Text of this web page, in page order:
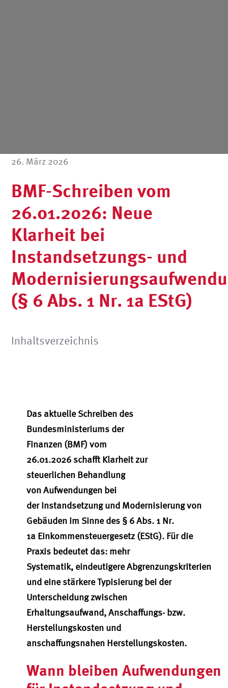
26. März 2026
BMF-Schreiben vom
26.01.2026: Neue
Klarheit bei
Instandsetzungs- und
(§ 6 Abs. 1 Nr. 1a EStG)
Inhaltsverzeichnis
Das aktuelle Schreiben des
Bundesministeriums der
Finanzen (BMF) vom
26.01.2026 schafft Klarheit zur
steuerlichen Behandlung
von Aufwendungen bei
der Instandsetzung und Modernisierung von
Gebäuden im Sinne des § 6 Abs. 1 Nr.
1a Einkommensteuergesetz (EStG). Für die
Praxis bedeutet das: mehr
Systematik, eindeutigere Abgrenzungskriterien
und eine stärkere Typisierung bei der
Unterscheidung zwischen
Erhaltungsaufwand, Anschaffungs- bzw.
Herstellungskosten und
anschaffungsnahen Herstellungskosten.
Wann bleiben Aufwendungen